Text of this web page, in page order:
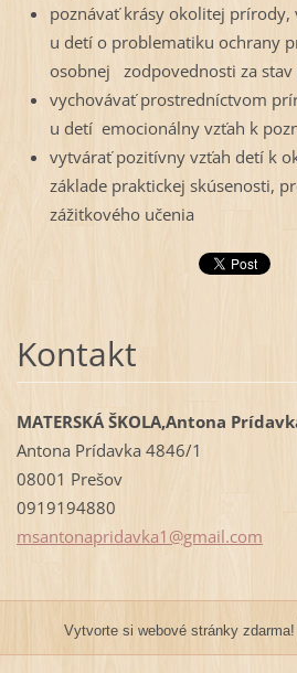
poznávať krásy okolitej
u detí o problematiku ochrany
osobnej zodpovednosti za
vychovávať prostredníctvom
u detí emocionálny vzťah k
vytvárať pozitívny vzťah detí k
základe praktickej skúsenosti,
zážitkového učenia
Kontakt
MATERSKÁ ŠKOLA,Antona
Antona Prídavka 4846/1
08001 Prešov
0919194880
msantonapridavka1@gmail.com
Vytvorte si webové stránky zdarma!